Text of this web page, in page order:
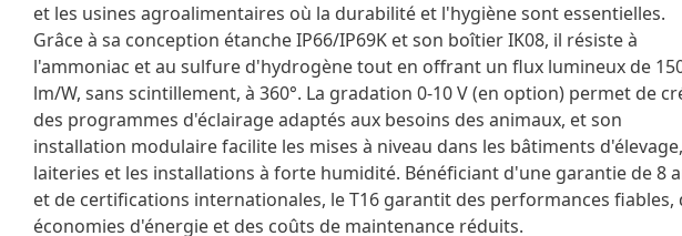
et les usines agroalimentaires où la durabilité et l'hygiène sont essentielles.
Grâce à sa conception étanche IP66/IP69K et son boîtier IK08, il résiste à
l'ammoniac et au sulfure d'hydrogène tout en offrant un flux lumineux de
lm/W, sans scintillement, à 360°. La gradation 0-10 V (en option) permet de
des programmes d'éclairage adaptés aux besoins des animaux, et son
installation modulaire facilite les mises à niveau dans les bâtiments
laiteries et les installations à forte humidité. Bénéficiant d'une garantie de 8
et de certifications internationales, le T16 garantit des performances fiables,
économies d'énergie et des coûts de maintenance réduits.